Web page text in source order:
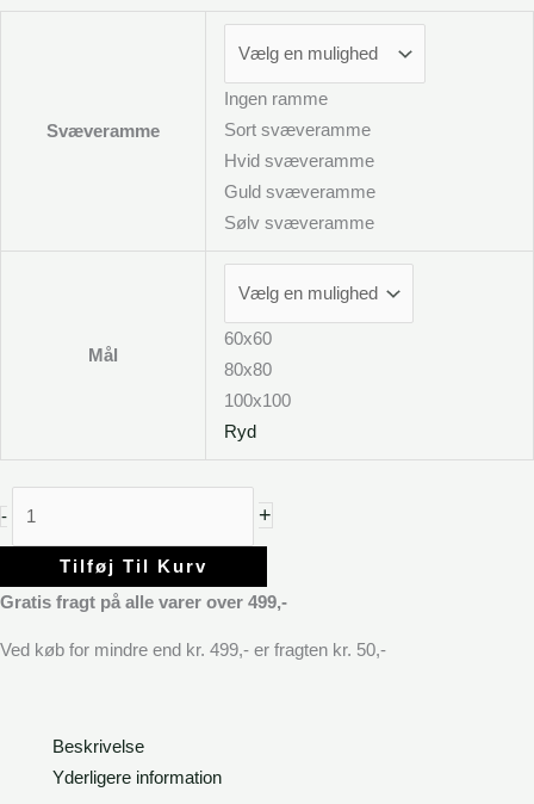
Svæveramme
Ingen ramme
Sort svæveramme
Hvid svæveramme
Guld svæveramme
Sølv svæveramme
Mål
60x60
80x80
100x100
Ryd
- +
Tilføj Til Kurv
Gratis fragt på alle varer over 499,-
Ved køb for mindre end kr. 499,- er fragten kr. 50,-
Beskrivelse
Yderligere information